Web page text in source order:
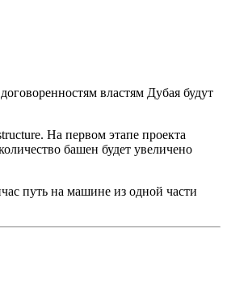
властям Дубая будут
На первом этапе проекта
башен будет увеличено
путь на машине из одной части